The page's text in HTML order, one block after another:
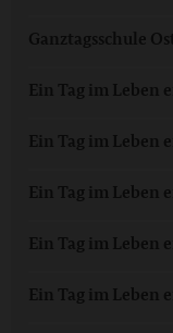
Ganztagsschule
Ein Tag im
Ein Tag im Leben
Ein Tag im Leben
Ein Tag im Leben
Ein Tag im Leben